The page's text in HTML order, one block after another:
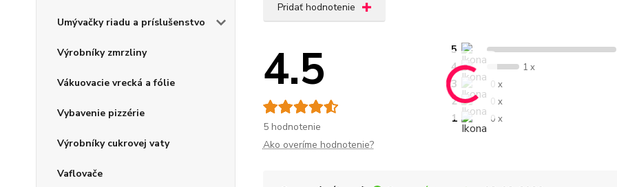
Umývačky riadu a príslušenstvo
Výrobníky zmrzliny
Vákuovacie vrecká a fólie
Vybavenie pizzérie
Výrobníky cukrovej vaty
Vaflovače
Pridať hodnotenie
4.5
5 hodnotenie
5
4
1 x
3 0 x
2 0 x
1 0 x
Ako overíme hodnotenie?